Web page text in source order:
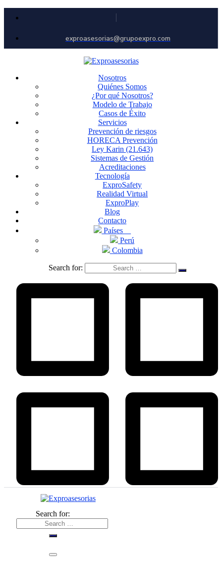
exproasesorias@grupoexpro.com
Nosotros
Quiénes Somos
¿Por qué Nosotros?
Modelo de Trabajo
Casos de Éxito
Servicios
Prevención de riesgos
HORECA Prevención
Ley Karin (21.643)
Sistemas de Gestión
Acreditaciones
Tecnología
ExproSafety
Realidad Virtual
ExproPlay
Blog
Contacto
Países
Perú
Colombia
Search for:
Search for: